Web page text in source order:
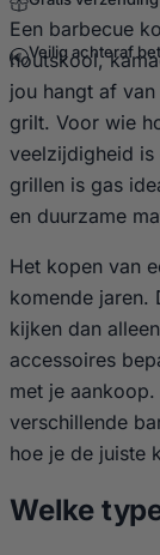
…
Een barbecue
houtskool,
jou hangt af
grilt. Voor wie
veelzijdigheid
grillen is gas
en duurzame
Het kopen van
komende jaren.
kijken dan
accessoires
met je
verschillende
hoe je de juiste
Welke